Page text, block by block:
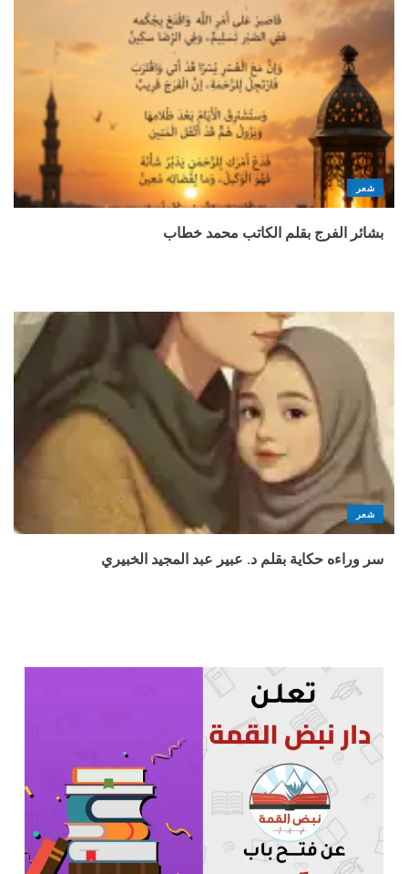
شعر
بشائر الفرج بقلم الكاتب محمد خطاب
شعر
سر وراءه حكاية بقلم د. عبير عبد المجيد الخبيري